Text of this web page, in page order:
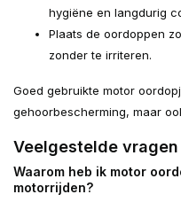
hygiëne en langdurig
Plaats de oordoppen
zonder te irriteren.
Goed gebruikte motor
gehoorbescherming, maar
Veelgestelde
Waarom heb ik motor
motorrijden?